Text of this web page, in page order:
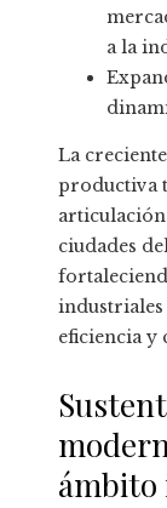
a la
La
productiva
ciudades
eficiencia y